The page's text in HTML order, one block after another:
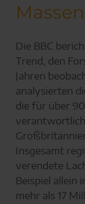
Die BBC
Trend, den
Jahren
analysierten
die für über
Insgesamt
verendete
Beispiel allein
mehr als 17